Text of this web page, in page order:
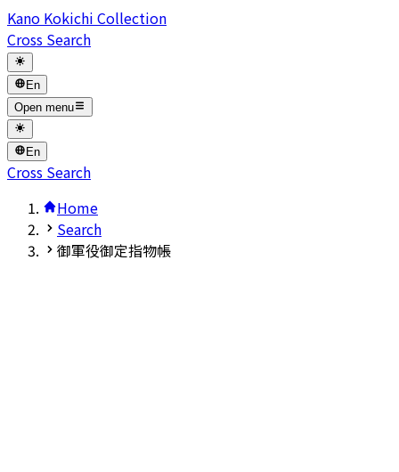
Kano Kokichi Collection
Cross Search
En
Open menu
En
Cross Search
Home
Search
御軍役御定指物帳